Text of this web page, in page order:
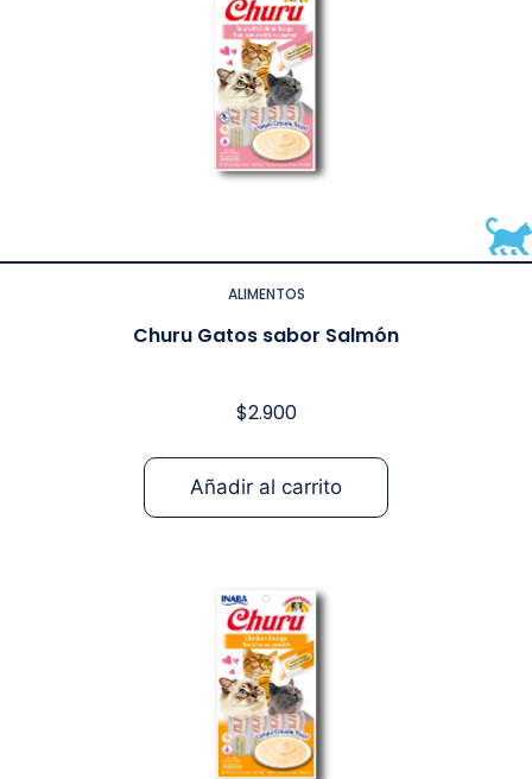
ALIMENTOS
Churu Gatos sabor Salmón
$2.900
Añadir al carrito